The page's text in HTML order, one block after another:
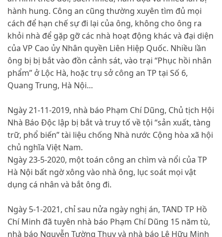
hành hung. Công an cũng thường xuyên tìm đủ mọi
cách để hạn chế sự đi lại của ông, không cho ông ra
khỏi nhà để gặp gỡ các nhà hoạt động khác và đại diện
của VP Cao ủy Nhân quyền Liên Hiệp Quốc. Nhiều lần
ông bị bị bắt vào đồn cảnh sát, vào trại “Phục hồi nhân
phẩm” ở Lộc Hà, hoặc trụ sở công an TP tại Số 6,
Quang Trung, Hà Nội…
Ngày 21-11-2019, nhà báo Phạm Chí Dũng, Chủ tịch Hội
Nhà Báo Độc lập bị bắt và truy tố về tội “sản xuất, tàng
trữ, phổ biến” tài liệu chống Nhà nước Cộng hòa xã hội
chủ nghĩa Việt Nam.
Ngày 23-5-2020, một toán công an chìm và nổi của TP
Hà Nội bất ngờ xông vào nhà ông, lục soát mọi vật
dụng cá nhân và bắt ông đi.
Ngày 5-1-2021, chỉ sau nửa ngày nghị án, TAND TP Hồ
Chí Minh đã tuyên nhà báo Phạm Chí Dũng 15 năm tù,
nhà báo Nguyễn Tường Thụy và nhà báo Lê Hữu Minh